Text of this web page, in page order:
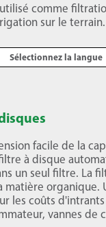
comme
sur le terrain.
Sélectionnez la langue
facile de la
à disque
un seul filtre. La
organique.
les coûts
vannes de